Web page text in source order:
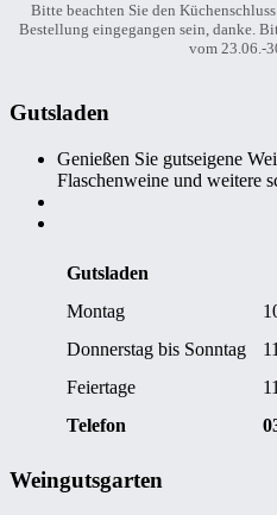
Bitte beachten Sie den
Bestellung eingegangen sein, danke.
vom 23.06.-
Gutsladen
Genießen Sie gutseigene
Flaschenweine und weitere
Gutsladen
Montag
Donnerstag bis Sonntag
Feiertage
Telefon
Weingutsgarten